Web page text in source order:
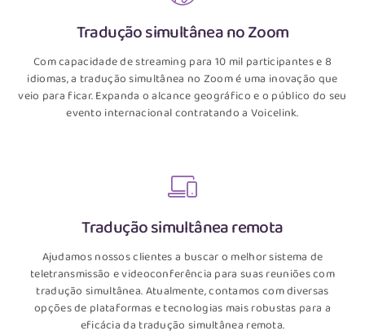
Tradução simultânea no Zoom
Com capacidade de streaming para 10 mil participantes e 8
idiomas, a tradução simultânea no Zoom é uma inovação que
veio para ficar. Expanda o alcance geográfico e o público do seu
evento internacional contratando a Voicelink.
Tradução simultânea remota
Ajudamos nossos clientes a buscar o melhor sistema de
teletransmissão e videoconferência para suas reuniões com
tradução simultânea. Atualmente, contamos com diversas
opções de plataformas e tecnologias mais robustas para a
eficácia da tradução simultânea remota.